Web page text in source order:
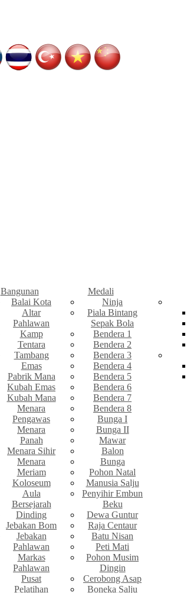
Bangunan
Balai Kota
Altar
Pahlawan
Kamp
Tentara
Tambang
Emas
Pabrik Mana
Kubah Emas
Kubah Mana
Menara
Pengawas
Menara
Panah
Menara Sihir
Menara
Meriam
Koloseum
Aula
Bersejarah
Dinding
Jebakan Bom
Jebakan
Pahlawan
Markas
Pahlawan
Pusat
Pelatihan
Medali
Ninja
Piala Bintang
Sepak Bola
Bendera 1
Bendera 2
Bendera 3
Bendera 4
Bendera 5
Bendera 6
Bendera 7
Bendera 8
Bunga I
Bunga II
Mawar
Balon
Bunga
Pohon Natal
Manusia Salju
Penyihir Embun
Beku
Dewa Guntur
Raja Centaur
Batu Nisan
Peti Mati
Pohon Musim
Dingin
Cerobong Asap
Boneka Salju